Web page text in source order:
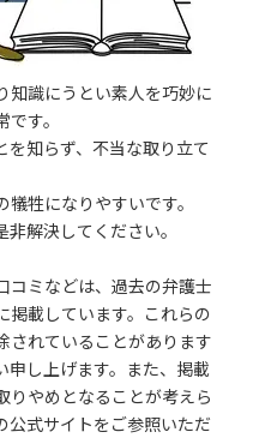
知識にうとい素人を巧妙に
す。
知らず、不当な取り立て
牲になりやすいです。
解決してください。
コミなどは、過去の弁護士
掲載しています。これらの
されていることがあります
申し上げます。また、掲載
りやめとなることが考えら
公式サイトをご参照いただ